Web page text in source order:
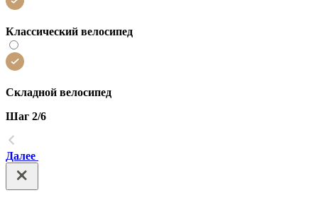
Классический велосипед
Складной велосипед
Шаг 2/6
Далее